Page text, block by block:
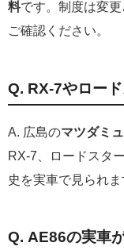
料です。制度は変
ご確認ください。
Q. RX-7やロー
A. 広島のマツダミ
RX-7、ロードスタ
史を実車で見られま
Q. AE86の実車